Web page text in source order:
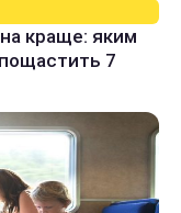
краще: яким
7